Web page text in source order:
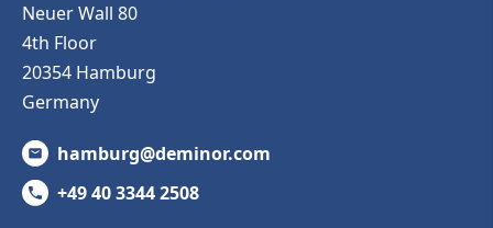
Neuer Wall 80
4th Floor
20354 Hamburg
Germany
hamburg@deminor.com
+49 40 3344 2508